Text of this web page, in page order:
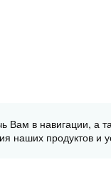
Вам в навигации, а
наших продуктов и